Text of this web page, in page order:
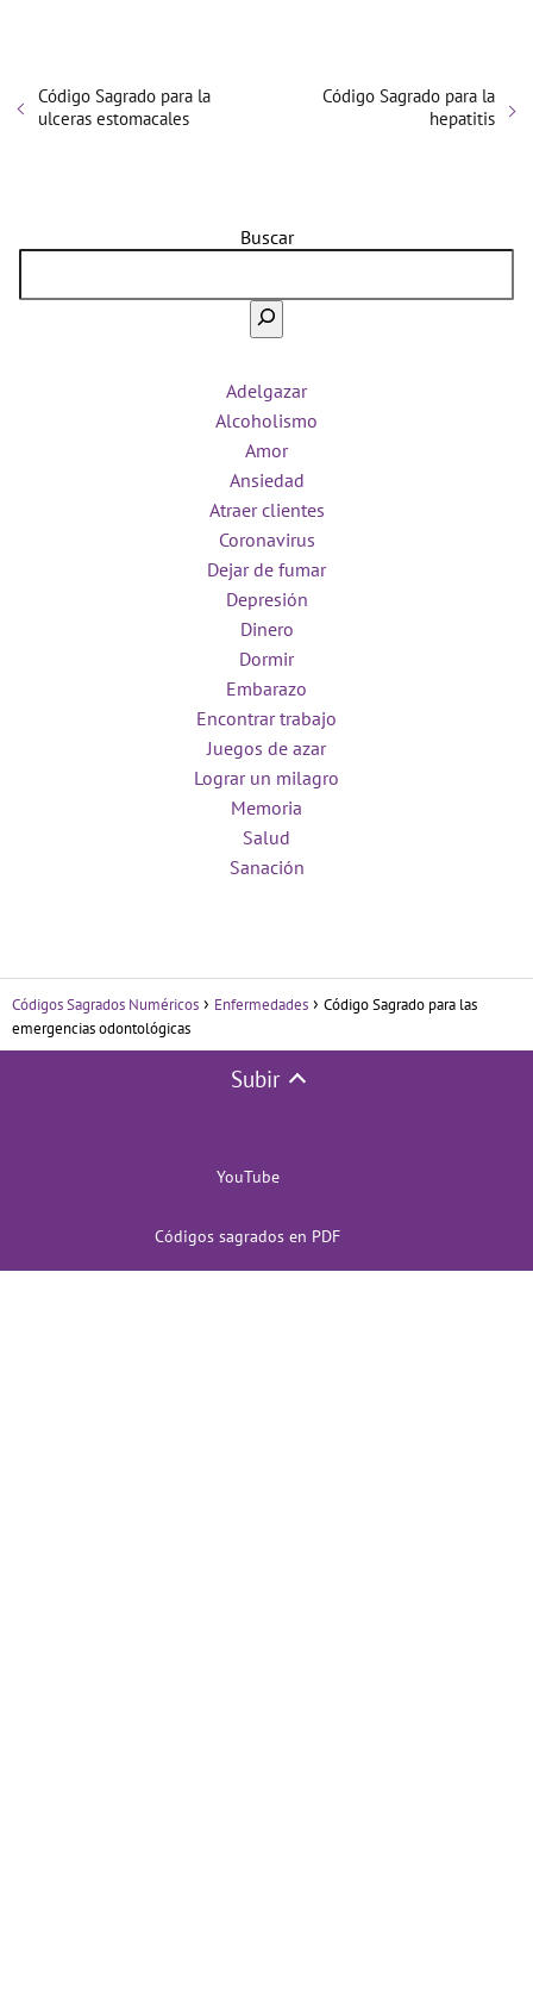
Código Sagrado para la
ulceras estomacales
Código Sagrado para la
hepatitis
Buscar
Adelgazar
Alcoholismo
Amor
Ansiedad
Atraer clientes
Coronavirus
Dejar de fumar
Depresión
Dinero
Dormir
Embarazo
Encontrar trabajo
Juegos de azar
Lograr un milagro
Memoria
Salud
Sanación
Códigos Sagrados Numéricos Enfermedades
Código Sagrado para las
emergencias odontológicas
Subir
YouTube
Códigos sagrados en PDF